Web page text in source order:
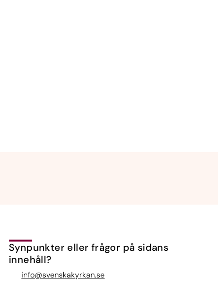
Synpunkter eller frågor på sidans
innehåll?
info@svenskakyrkan.se